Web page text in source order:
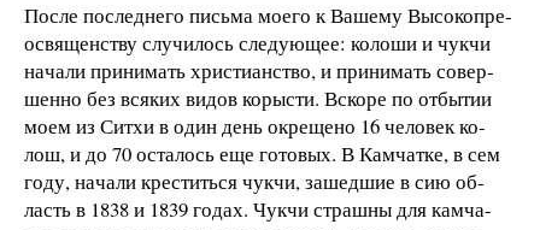
По­сле по­след­не­го пись­ма мо­е­го к Ва­ше­му Вы­со­ко­пре­
о­с­вя­щен­ст­ву слу­чи­лось сле­ду­ю­щее: ко­ло­ши и чук­чи
на­ча­ли при­ни­мать хри­с­ти­ан­ст­во, и при­ни­мать со­вер­
шен­но без вся­ких ви­дов ко­ры­с­ти. Вско­ре по от­бы­тии
мо­ем из Сит­хи в один день ок­ре­ще­но 16 че­ло­век ко­
лош, и до 70 ос­та­лось еще го­то­вых. В Кам­чат­ке, в сем
го­ду, на­ча­ли кре­с­тить­ся чук­чи, за­шед­шие всию об­
ласть в 1838 и 1839 го­дах. Чук­чи страш­ны для кам­ча­